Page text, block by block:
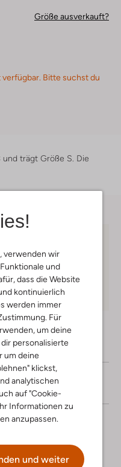
verwenden wir
und
dass die Website
kontinuierlich
werden immer
Für
um deine
personalisierte
um deine
klickst,
analytischen
auf "Cookie-
Informationen zu
anzupassen.
und weiter
Größe ausverkauft?
Bitte suchst du
trägt Größe S. Die
Rückgaberecht